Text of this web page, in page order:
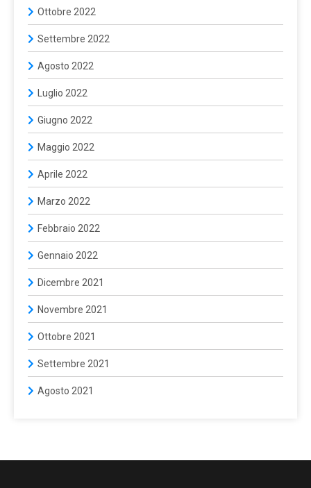
Ottobre 2022
Settembre 2022
Agosto 2022
Luglio 2022
Giugno 2022
Maggio 2022
Aprile 2022
Marzo 2022
Febbraio 2022
Gennaio 2022
Dicembre 2021
Novembre 2021
Ottobre 2021
Settembre 2021
Agosto 2021